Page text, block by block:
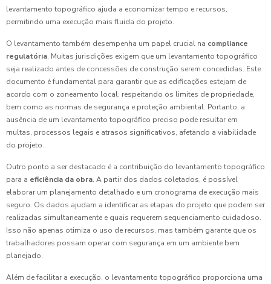
levantamento topográfico ajuda a economizar tempo e recursos,
permitindo uma execução mais fluida do projeto.
O levantamento também desempenha um papel crucial na compliance
regulatória. Muitas jurisdições exigem que um levantamento topográfico
seja realizado antes de concessões de construção serem concedidas. Este
documento é fundamental para garantir que as edificações estejam de
acordo com o zoneamento local, respeitando os limites de propriedade,
bem como as normas de segurança e proteção ambiental. Portanto, a
ausência de um levantamento topográfico preciso pode resultar em
multas, processos legais e atrasos significativos, afetando a viabilidade
do projeto.
Outro ponto a ser destacado é a contribuição do levantamento topográfico
para a eficiência da obra. A partir dos dados coletados, é possível
elaborar um planejamento detalhado e um cronograma de execução mais
seguro. Os dados ajudam a identificar as etapas do projeto que podem ser
realizadas simultaneamente e quais requerem sequenciamento cuidadoso.
Isso não apenas otimiza o uso de recursos, mas também garante que os
trabalhadores possam operar com segurança em um ambiente bem
planejado.
Além de facilitar a execução, o levantamento topográfico proporciona uma